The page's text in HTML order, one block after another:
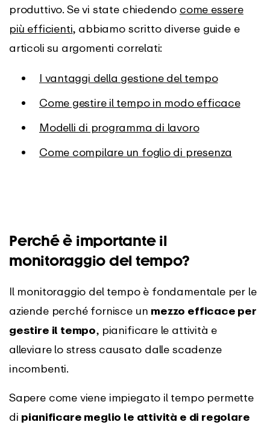
produttivo. Se vi state chiedendo come essere
più efficienti, abbiamo scritto diverse guide e
articoli su argomenti correlati:
I vantaggi della gestione del tempo
Come gestire il tempo in modo efficace
Modelli di programma di lavoro
Come compilare un foglio di presenza
Perché è importante il
monitoraggio del tempo?
Il monitoraggio del tempo è fondamentale per le
aziende perché fornisce un mezzo efficace per
gestire il tempo, pianificare le attività e
alleviare lo stress causato dalle scadenze
incombenti.
Sapere come viene impiegato il tempo permette
di pianificare meglio le attività e di regolare